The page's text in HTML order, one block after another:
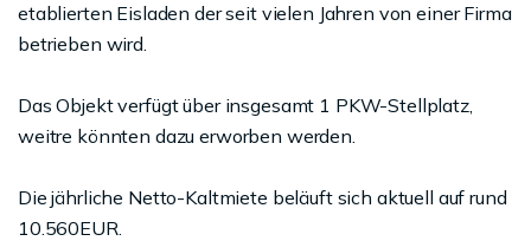
etablierten Eisladen der seit vielen Jahren von einer Firma
betrieben wird.
Das Objekt verfügt über insgesamt 1 PKW-Stellplatz,
weitre könnten dazu erworben werden.
Die jährliche Netto-Kaltmiete beläuft sich aktuell auf rund
10.560EUR.